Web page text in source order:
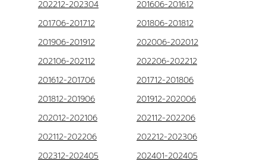
202212-202304
201606-201612
201706-201712
201806-201812
201906-201912
202006-202012
202106-202112
202206-202212
201612-201706
201712-201806
201812-201906
201912-202006
202012-202106
202112-202206
202112-202206
202212-202306
202312-202405
202401-202405